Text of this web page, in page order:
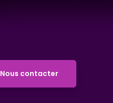
Nous contacter